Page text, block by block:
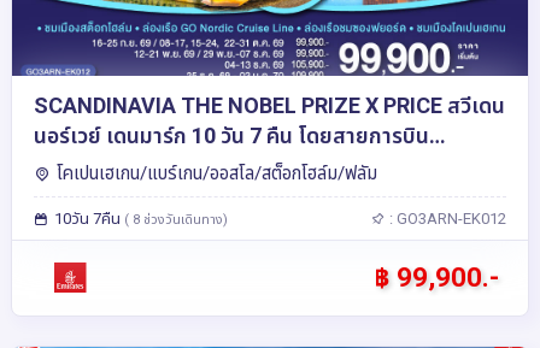
SCANDINAVIA THE NOBEL PRIZE X PRICE สวีเดน
นอร์เวย์ เดนมาร์ก 10 วัน 7 คืน โดยสายการบิน
Emirates (EK)
โคเปนเฮเกน/แบร์เกน/ออสโล/สต็อกโฮล์ม/ฟลัม
10วัน 7คืน ( 8 ช่วงวันเดินทาง) : GO3ARN-EK012
฿ 99,900.-